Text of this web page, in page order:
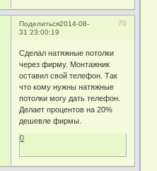
Поделиться 70
2014-08-
31 23:00:19
Сделал натяжные потолки
через фирму. Монтажник
оставил свой телефон. Так
что кому нужны натяжные
потолки могу дать телефон.
Делает процентов на 20%
дешевле фирмы.
0